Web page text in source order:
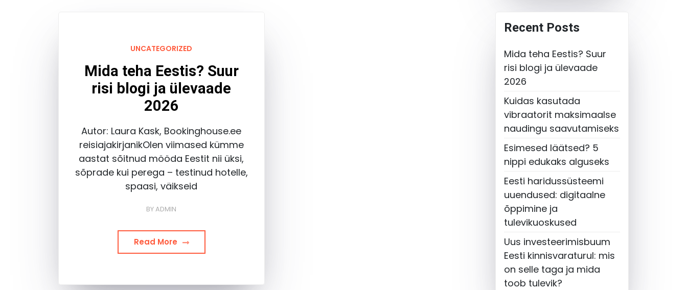
UNCATEGORIZED
Mida teha Eestis? Suur
risi blogi ja ülevaade
2026
Autor: Laura Kask, Bookinghouse.ee
reisiajakirjanikOlen viimased kümme
aastat sõitnud mööda Eestit nii üksi,
sõprade kui perega – testinud hotelle,
spaasi, väikseid
BYADMIN
Read More
Recent Posts
Mida teha Eestis? Suur
risi blogi ja ülevaade
2026
Kuidas kasutada
vibraatorit maksimaalse
naudingu saavutamiseks
Esimesed läätsed? 5
nippi edukaks alguseks
Eesti haridussüsteemi
uuendused: digitaalne
õppimine ja
tulevikuoskused
Uus investeerimisbuum
Eesti kinnisvaraturul: mis
on selle taga ja mida
toob tulevik?